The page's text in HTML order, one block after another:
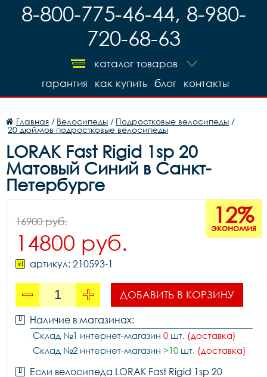
8-800-775-46-44, 8-980-
720-68-63
каталог товаров
контакты
блог
как купить
гарантия
Главная / Велосипеды / Подростковые велосипеды /
20 дюймов подростковые велосипеды
LORAK Fast Rigid 1sp 20
Матовый Синий в Санкт-
Петербурге
12%
экономия
16900 руб.
14800 руб.
артикул: 210593-1
ДОБАВИТЬ В КОРЗИНУ
Наличие в магазинах:
Склад №1 интернет-магазин 0 шт. (доставка)
Склад №2 интернет-магазин >10 шт. (доставка)
Если велосипеда LORAK Fast Rigid 1sp 20